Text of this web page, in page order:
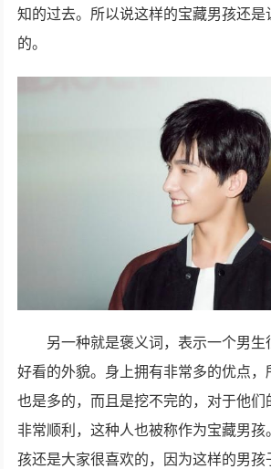
知的过去。所以说这样的宝藏男孩还是
的。
另一种就是褒义词，表示一个男生
好看的外貌。身上拥有非常多的优点，
也是多的，而且是挖不完的，对于他们
非常顺利，这种人也被称作为宝藏男孩
孩还是大家很喜欢的，因为这样的男孩